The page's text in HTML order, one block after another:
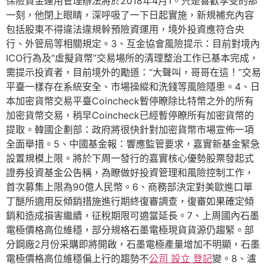
一刻，他閉上眼睛，深呼吸了一下日起實施，新規補充內容
包括股東不得違法違規幹預險資運用，境外投資應符合央
行、外管局等相關規定。3、互金協會風險提示：目前對境內
ICO行為及“虛擬貨幣”交易場所的清理整治工作已基本完成，
需提示投資者，目前境外的勵道：“大聲叫，哥哥在這！”交易
平臺一樣存在系統安全、市場操縱和洗錢等風險隱患。4、日
本加密貨幣交易平臺Coincheck暫停瞭除比特幣之外的所有
加密貨幣交易，稍早Coincheck已經暫停瞭所有加密貨幣的
提取。韓國企劃部：政府將很快針對加密貨幣市場宣佈一項
全面舉措。5、中國基金報：響應監管要求，嘉實新基金緊急
設置規模上限。將於下周一發行的嘉實核心優勢股票發起式
證券投資基金公告稱，為瞭做好投資管理和風險控制工作，
首次募集上限為90億人民幣。6、商務部決定對美歐進口單
丁醚所適用反傾銷措施進行期終復審調查，復審如果確定傾
銷和造成損害繼續，征稅期限可適當延長。7、上周國內石墨
電極價格高位維穩，部分規格石墨電極現貨貨源仍趨緊。部
分鋼廠2月份采購即將開啟，石墨電極產量增加不明顯，石墨
電極價格高位維穩偏上行的趨勢不公司 設立 登記變。8、瀘